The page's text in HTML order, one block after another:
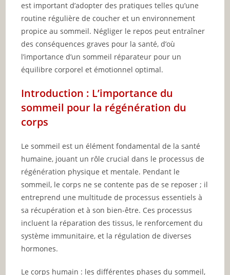
est important d’adopter des pratiques telles qu’une
routine régulière de coucher et un environnement
propice au sommeil. Négliger le repos peut entraîner
des conséquences graves pour la santé, d’où
l’importance d’un sommeil réparateur pour un
équilibre corporel et émotionnel optimal.
Introduction : L’importance du
sommeil pour la régénération du
corps
Le sommeil est un élément fondamental de la santé
humaine, jouant un rôle crucial dans le processus de
régénération physique et mentale. Pendant le
sommeil, le corps ne se contente pas de se reposer ; il
entreprend une multitude de processus essentiels à
sa récupération et à son bien-être. Ces processus
incluent la réparation des tissus, le renforcement du
système immunitaire, et la régulation de diverses
hormones.
Le corps humain : les différentes phases du sommeil,